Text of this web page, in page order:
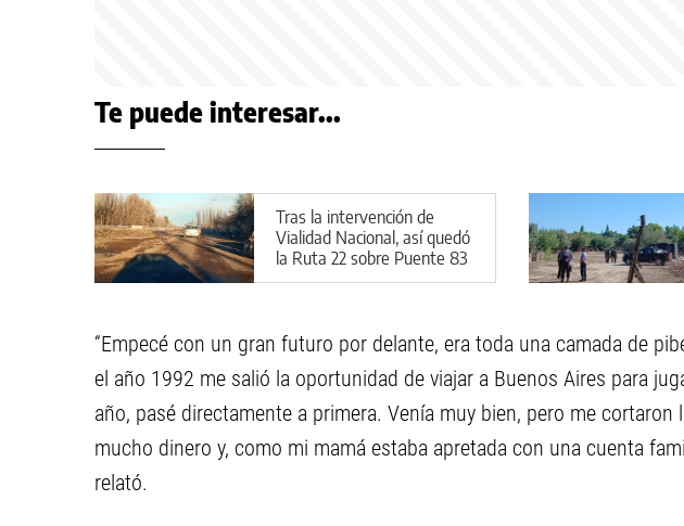
Te puede interesar...
Tras la intervención de
Vialidad Nacional, así quedó
la Ruta 22 sobre Puente 83
“Empecé con un gran futuro por delante, era toda una camada de
el año 1992 me salió la oportunidad de viajar a Buenos Aires para
año, pasé directamente a primera. Venía muy bien, pero me cortaron
mucho dinero y, como mi mamá estaba apretada con una cuenta
relató.